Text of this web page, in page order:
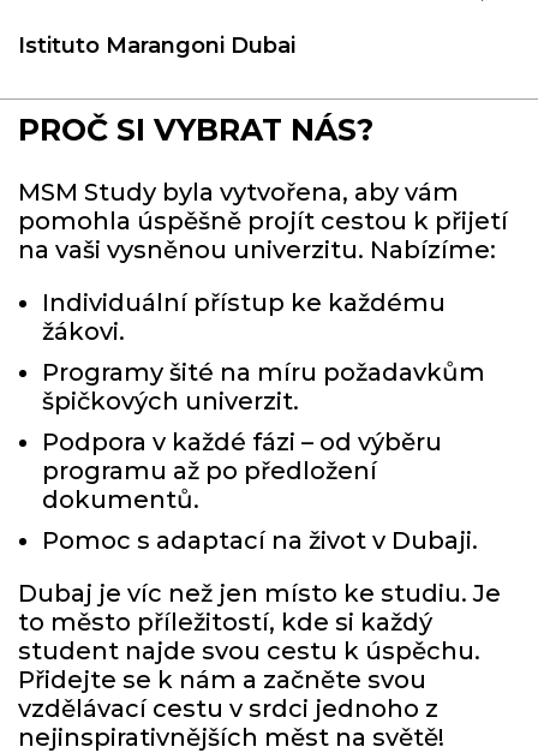
Istituto Marangoni Dubai
PROČ SI VYBRAT NÁS?
MSM Study byla vytvořena, aby vám
pomohla úspěšně projít cestou k přijetí
na vaši vysněnou univerzitu. Nabízíme:
Individuální přístup ke každému
žákovi.
Programy šité na míru požadavkům
špičkových univerzit.
Podpora v každé fázi – od výběru
programu až po předložení
dokumentů.
Pomoc s adaptací na život v Dubaji.
Dubaj je víc než jen místo ke studiu. Je
to město příležitostí, kde si každý
student najde svou cestu k úspěchu.
Přidejte se k nám a začněte svou
vzdělávací cestu v srdci jednoho z
nejinspirativnějších měst na světě!